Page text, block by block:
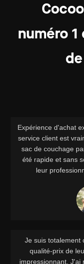
numéro 1
Expérience d'achat
service client est
sac de couchage
été rapide et sans
leur
Je suis totalement
qualité-prix de
impressionnant. J'ai